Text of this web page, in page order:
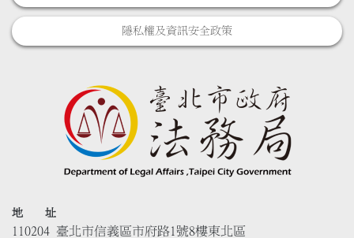
隱私權及資訊安全政策
地 址
110204 臺北市信義區市府路1號8樓東北區